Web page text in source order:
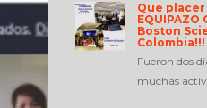
Que
EQUIPAZO
Boston
Colombia!!!
Fueron dos
muchas